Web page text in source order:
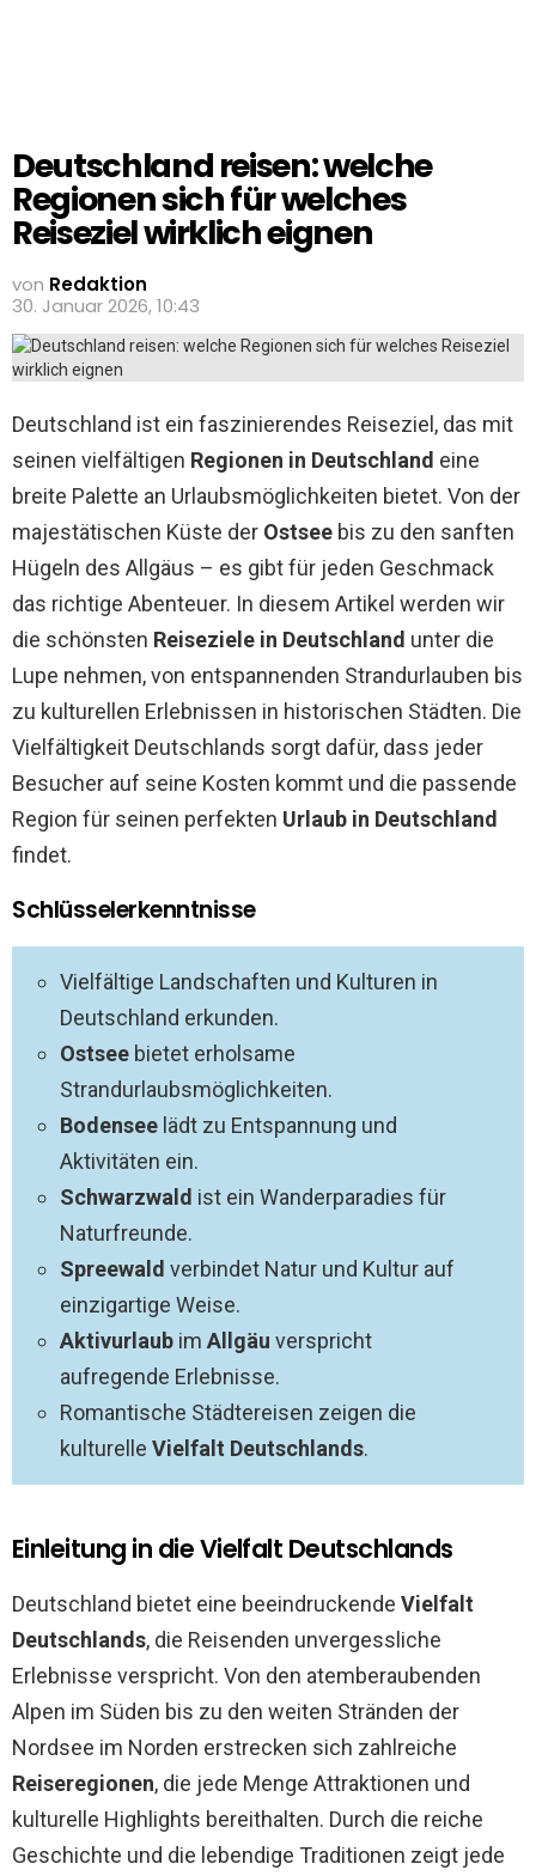
Deutschland reisen: welche
Regionen sich für welches
Reiseziel wirklich eignen
von Redaktion
30. Januar 2026, 10:43
Deutschland ist ein faszinierendes Reiseziel, das mit
seinen vielfältigen Regionen in Deutschland eine
breite Palette an Urlaubsmöglichkeiten bietet. Von der
majestätischen Küste der Ostsee bis zu den sanften
Hügeln des Allgäus – es gibt für jeden Geschmack
das richtige Abenteuer. In diesem Artikel werden wir
die schönsten Reiseziele in Deutschland unter die
Lupe nehmen, von entspannenden Strandurlauben bis
zu kulturellen Erlebnissen in historischen Städten. Die
Vielfältigkeit Deutschlands sorgt dafür, dass jeder
Besucher auf seine Kosten kommt und die passende
Region für seinen perfekten Urlaub in Deutschland
findet.
Schlüsselerkenntnisse
Vielfältige Landschaften und Kulturen in
Deutschland erkunden.
Ostsee bietet erholsame
Strandurlaubsmöglichkeiten.
Bodensee lädt zu Entspannung und
Aktivitäten ein.
Schwarzwald ist ein Wanderparadies für
Naturfreunde.
Spreewald verbindet Natur und Kultur auf
einzigartige Weise.
Aktivurlaub im Allgäu verspricht
aufregende Erlebnisse.
Romantische Städtereisen zeigen die
kulturelle Vielfalt Deutschlands.
Einleitung in die Vielfalt Deutschlands
Deutschland bietet eine beeindruckende Vielfalt
Deutschlands, die Reisenden unvergessliche
Erlebnisse verspricht. Von den atemberaubenden
Alpen im Süden bis zu den weiten Stränden der
Nordsee im Norden erstrecken sich zahlreiche
Reiseregionen, die jede Menge Attraktionen und
kulturelle Highlights bereithalten. Durch die reiche
Geschichte und die lebendige Traditionen zeigt jede